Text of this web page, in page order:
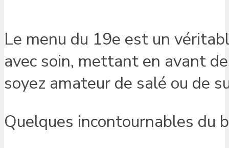
Le menu du 19e est un
avec soin, mettant en avant
soyez amateur de salé ou de
Quelques incontournables du